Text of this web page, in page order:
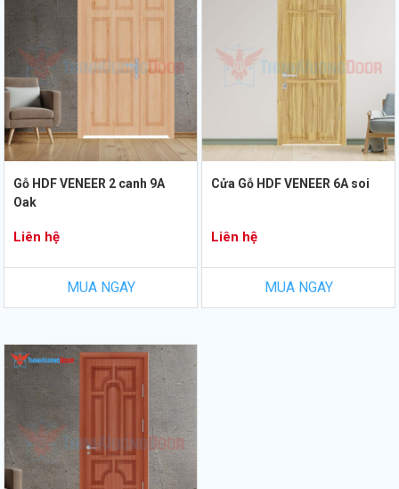
Gỗ HDF VENEER 2 canh 9A
Oak
Liên hệ
MUA NGAY
Cửa Gỗ HDF VENEER 6A soi
Liên hệ
MUA NGAY